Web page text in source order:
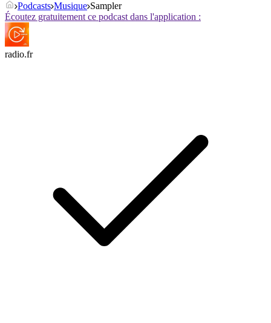
Podcasts Musique Sampler
Écoutez gratuitement ce podcast dans l'application :
radio.fr